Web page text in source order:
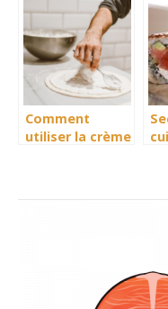
d’aromes en
provenance du
Nepal
Comment
utiliser la crème